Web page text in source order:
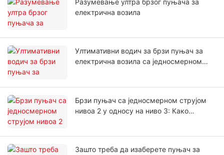
електрична возила
Ултимативни водич за брзи пуњач за
електрична возила са једносмерном
Брзи пуњач са једносмерном струјом
нивоа 2 у односу на ниво 3: Како
Зашто треба да изаберете пуњач за